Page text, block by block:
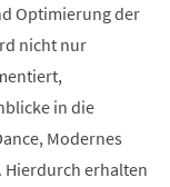
Optimierung der
nicht nur
in die
Modernes
Hierdurch erhalten